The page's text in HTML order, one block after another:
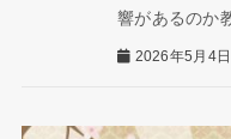
響があるのか
2026年5月4日